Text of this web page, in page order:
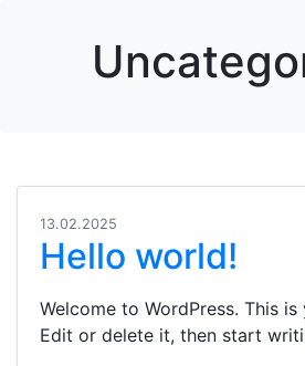
13.02.2025
Hello world!
Welcome to WordPress. This
Edit or delete it, then start